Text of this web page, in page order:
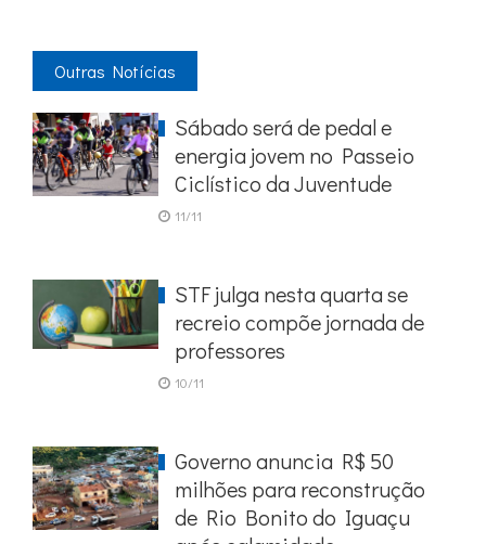
Outras Notícias
Sábado será de pedal e
energia jovem no Passeio
Ciclístico da Juventude
11/11
STF julga nesta quarta se
recreio compõe jornada de
professores
10/11
Governo anuncia R$ 50
milhões para reconstrução
de Rio Bonito do Iguaçu